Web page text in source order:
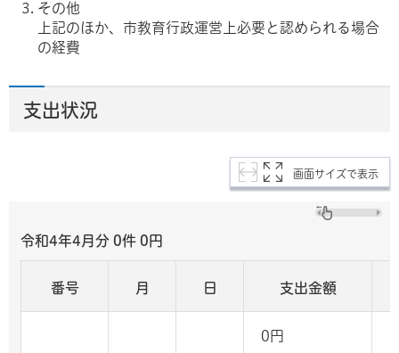
その他
上記のほか、市教育行政運営上必要と認められる場合
の経費
支出状況
画面サイズで表示
令和4年4月分 0件 0 円
番号 月 日 支出金額
0円